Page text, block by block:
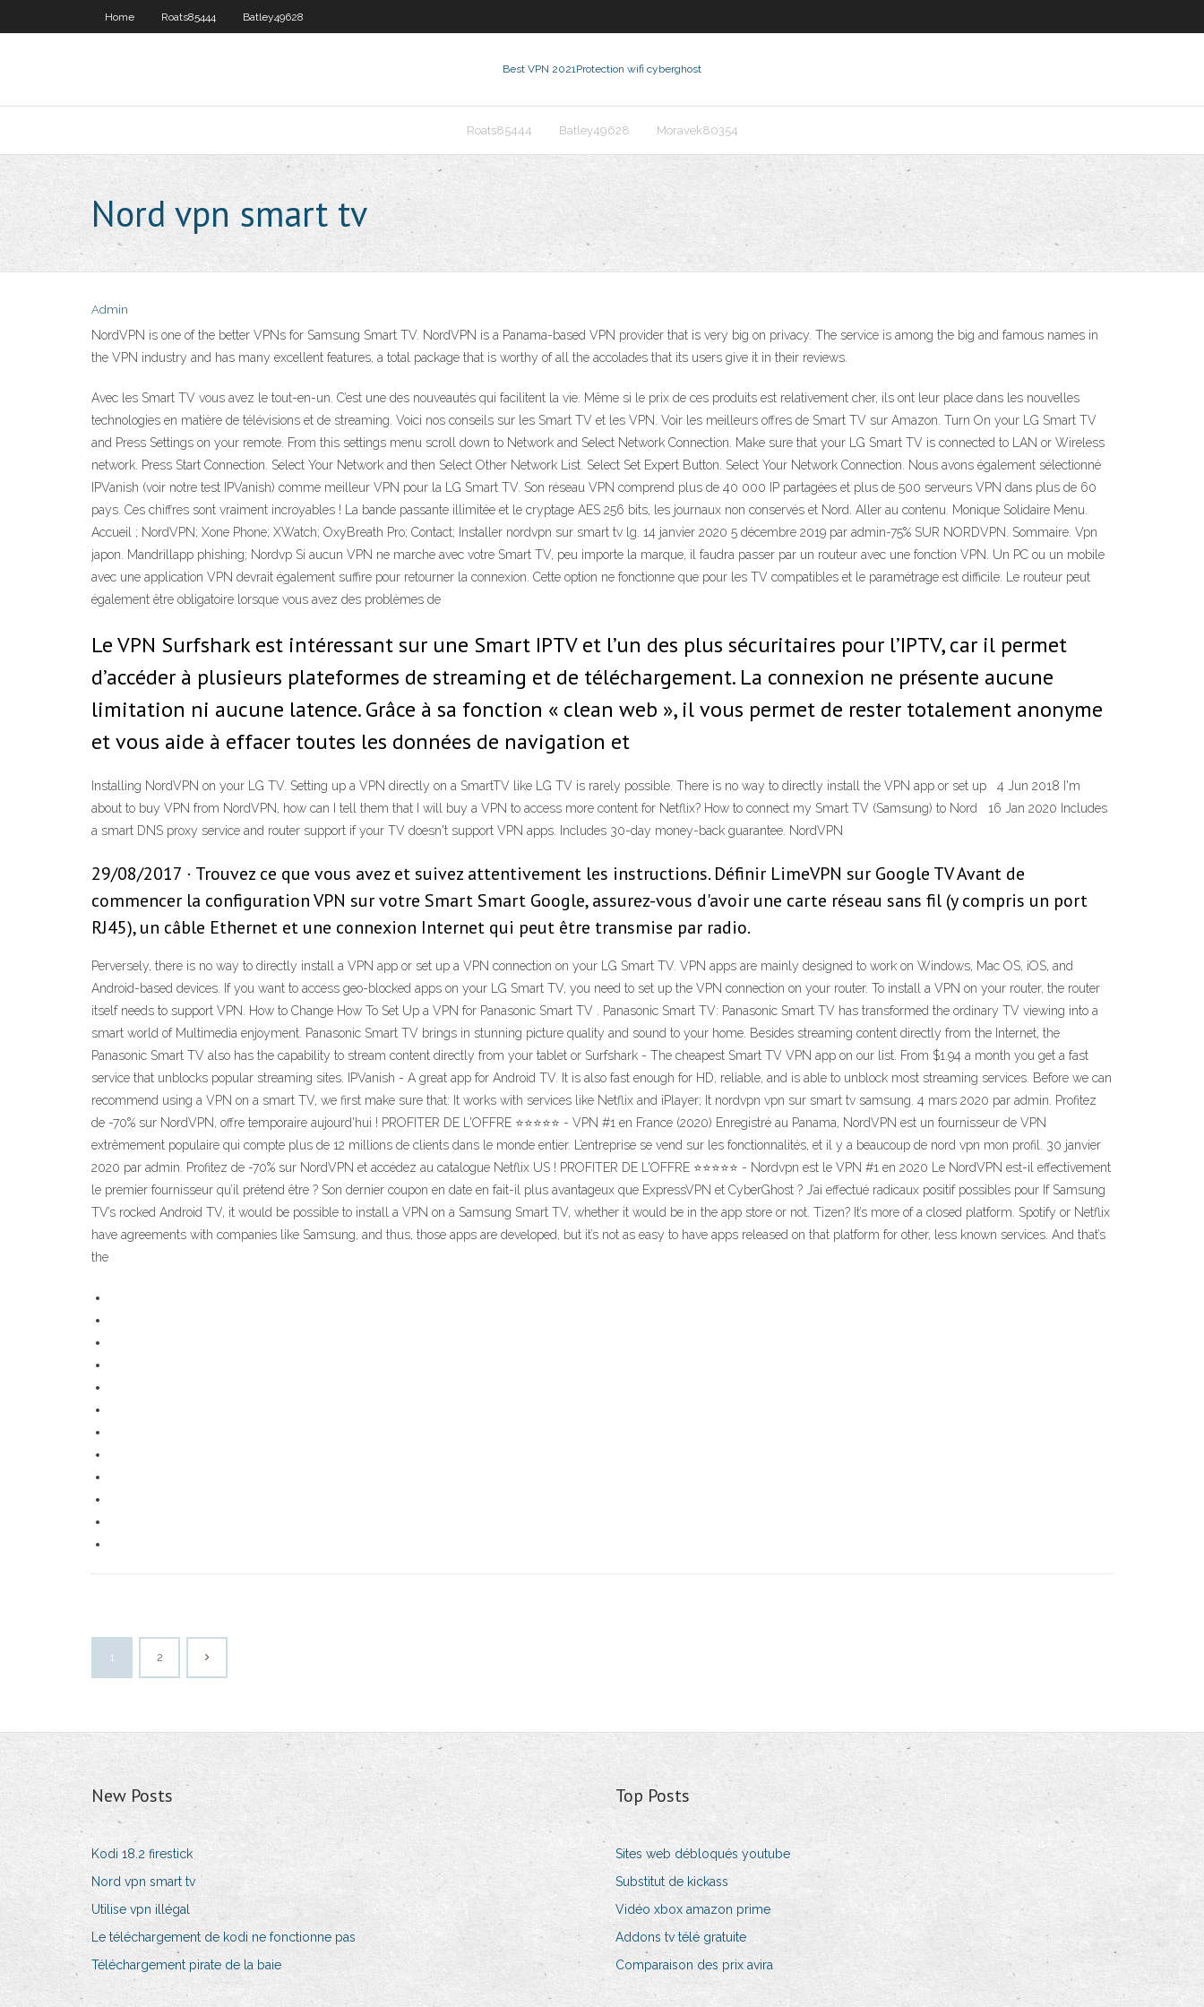
Home Roats85444 Batley49628
Best VPN 2021Protection wifi cyberghost
Roats85444 Batley49628 Moravek80354
Nord vpn smart tv
Admin
NordVPN is one of the better VPNs for Samsung Smart TV. NordVPN is a Panama-based VPN provider that is very big on privacy. The service is among the big and famous names in
the VPN industry and has many excellent features, a total package that is worthy of all the accolades that its users give it in their reviews.
Avec les Smart TV vous avez le tout-en-un. C’est une des nouveautés qui facilitent la vie. Même si le prix de ces produits est relativement cher, ils ont leur place dans les nouvelles
technologies en matière de télévisions et de streaming. Voici nos conseils sur les Smart TV et les VPN. Voir les meilleurs offres de Smart TV sur Amazon. Turn On your LG Smart TV
and Press Settings on your remote. From this settings menu scroll down to Network and Select Network Connection. Make sure that your LG Smart TV is connected to LAN or Wireless
network. Press Start Connection. Select Your Network and then Select Other Network List. Select Set Expert Button. Select Your Network Connection. Nous avons également sélectionné
IPVanish (voir notre test IPVanish) comme meilleur VPN pour la LG Smart TV. Son réseau VPN comprend plus de 40 000 IP partagées et plus de 500 serveurs VPN dans plus de 60
pays. Ces chiffres sont vraiment incroyables ! La bande passante illimitée et le cryptage AES 256 bits, les journaux non conservés et Nord. Aller au contenu. Monique Solidaire Menu.
Accueil ; NordVPN; Xone Phone; XWatch; OxyBreath Pro; Contact; Installer nordvpn sur smart tv lg. 14 janvier 2020 5 décembre 2019 par admin-75% SUR NORDVPN. Sommaire. Vpn
japon. Mandrillapp phishing; Nordvp Si aucun VPN ne marche avec votre Smart TV, peu importe la marque, il faudra passer par un routeur avec une fonction VPN. Un PC ou un mobile
avec une application VPN devrait également suffire pour retourner la connexion. Cette option ne fonctionne que pour les TV compatibles et le paramétrage est difficile. Le routeur peut
également être obligatoire lorsque vous avez des problèmes de
Le VPN Surfshark est intéressant sur une Smart IPTV et l’un des plus sécuritaires pour l’IPTV, car il permet
d’accéder à plusieurs plateformes de streaming et de téléchargement. La connexion ne présente aucune
limitation ni aucune latence. Grâce à sa fonction « clean web », il vous permet de rester totalement anonyme
et vous aide à effacer toutes les données de navigation et
Installing NordVPN on your LG TV. Setting up a VPN directly on a SmartTV like LG TV is rarely possible. There is no way to directly install the VPN app or set up 4 Jun 2018 I'm
about to buy VPN from NordVPN, how can I tell them that I will buy a VPN to access more content for Netflix? How to connect my Smart TV (Samsung) to Nord 16 Jan 2020 Includes
a smart DNS proxy service and router support if your TV doesn't support VPN apps. Includes 30-day money-back guarantee. NordVPN
29/08/2017 · Trouvez ce que vous avez et suivez attentivement les instructions. Définir LimeVPN sur Google TV Avant de
commencer la configuration VPN sur votre Smart Smart Google, assurez-vous d'avoir une carte réseau sans fil (y compris un port
RJ45), un câble Ethernet et une connexion Internet qui peut être transmise par radio.
Perversely, there is no way to directly install a VPN app or set up a VPN connection on your LG Smart TV. VPN apps are mainly designed to work on Windows, Mac OS, iOS, and
Android-based devices. If you want to access geo-blocked apps on your LG Smart TV, you need to set up the VPN connection on your router. To install a VPN on your router, the router
itself needs to support VPN. How to Change How To Set Up a VPN for Panasonic Smart TV . Panasonic Smart TV: Panasonic Smart TV has transformed the ordinary TV viewing into a
smart world of Multimedia enjoyment. Panasonic Smart TV brings in stunning picture quality and sound to your home. Besides streaming content directly from the Internet, the
Panasonic Smart TV also has the capability to stream content directly from your tablet or Surfshark - The cheapest Smart TV VPN app on our list. From $1.94 a month you get a fast
service that unblocks popular streaming sites. IPVanish - A great app for Android TV. It is also fast enough for HD, reliable, and is able to unblock most streaming services. Before we can
recommend using a VPN on a smart TV, we first make sure that: It works with services like Netflix and iPlayer; It nordvpn vpn sur smart tv samsung. 4 mars 2020 par admin. Profitez
de -70% sur NordVPN, offre temporaire aujourd'hui ! PROFITER DE L'OFFRE ⭐⭐⭐⭐⭐ - VPN #1 en France (2020) Enregistré au Panama, NordVPN est un fournisseur de VPN
extrêmement populaire qui compte plus de 12 millions de clients dans le monde entier. L’entreprise se vend sur les fonctionnalités, et il y a beaucoup de nord vpn mon profil. 30 janvier
2020 par admin. Profitez de -70% sur NordVPN et accédez au catalogue Netflix US ! PROFITER DE L'OFFRE ⭐⭐⭐⭐⭐ - Nordvpn est le VPN #1 en 2020 Le NordVPN est-il effectivement
le premier fournisseur qu’il prétend être ? Son dernier coupon en date en fait-il plus avantageux que ExpressVPN et CyberGhost ? J’ai effectué radicaux positif possibles pour If Samsung
TV’s rocked Android TV, it would be possible to install a VPN on a Samsung Smart TV, whether it would be in the app store or not. Tizen? It’s more of a closed platform. Spotify or Netflix
have agreements with companies like Samsung, and thus, those apps are developed, but it’s not as easy to have apps released on that platform for other, less known services. And that’s
the
1 2
New Posts
Kodi 18.2 firestick
Nord vpn smart tv
Utilise vpn illégal
Le téléchargement de kodi ne fonctionne pas
Téléchargement pirate de la baie
Top Posts
Sites web débloqués youtube
Substitut de kickass
Vidéo xbox amazon prime
Addons tv télé gratuite
Comparaison des prix avira